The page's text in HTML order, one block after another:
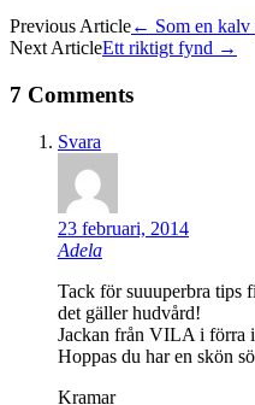
Previous Article← Som en kalv
Next ArticleEtt riktigt fynd →
7 Comments
Svara
23 februari, 2014
Adela
Tack för suuuperbra tips
det gäller hudvård!
Jackan från VILA i förra
Hoppas du har en skön
Kramar